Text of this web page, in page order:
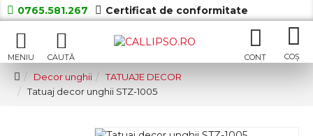
0765.581.267 Certificat de conformitate
Decor unghii
TATUAJE DECOR
Tatuaj decor unghii STZ-1005